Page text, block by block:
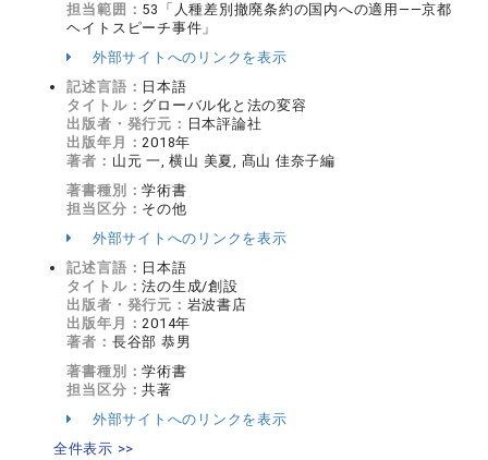
担当範囲： 53「人種差別撤廃条約の国内への適用――京都
ヘイトスピーチ事件」
外部サイトへのリンクを表示
記述言語： 日本語
タイトル： グローバル化と法の変容
出版者・発行元： 日本評論社
出版年月：2018年
著者： 山元 一, 横山 美夏, 髙山 佳奈子編
著書種別：学術書
担当区分： その他
外部サイトへのリンクを表示
記述言語： 日本語
タイトル：法の生成/創設
出版者・発行元： 岩波書店
出版年月：2014年
著者： 長谷部 恭男
著書種別：学術書
担当区分：共著
外部サイトへのリンクを表示
全件表示 >>